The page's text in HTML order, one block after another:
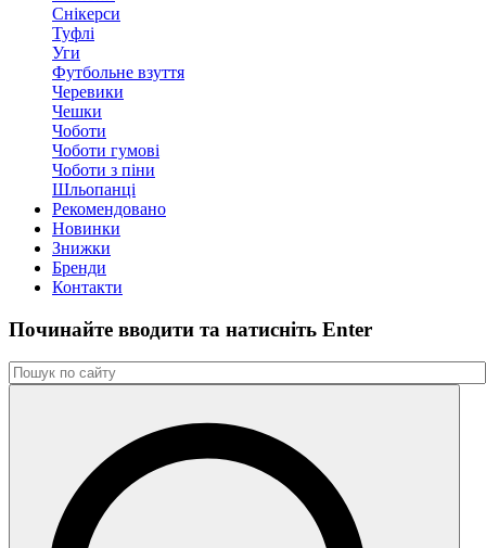
Снікерси
Туфлі
Уги
Футбольне взуття
Черевики
Чешки
Чоботи
Чоботи гумові
Чоботи з піни
Шльопанці
Рекомендовано
Новинки
Знижки
Бренди
Контакти
Починайте вводити та натиснiть Enter